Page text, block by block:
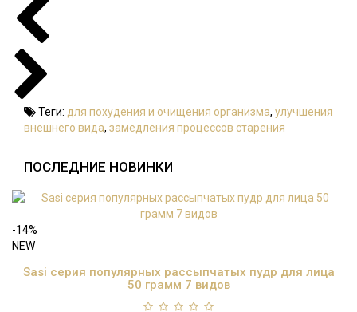
Теги: для похудения и очищения организма, улучшения
внешнего вида, замедления процессов старения
ПОСЛЕДНИЕ НОВИНКИ
-14%
NEW
Sasi серия популярных рассыпчатых пудр для лица
50 грамм 7 видов